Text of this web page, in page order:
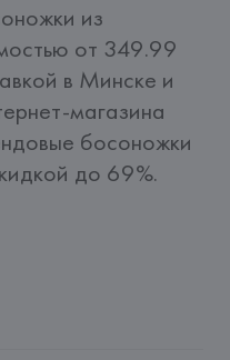
из
от 349.99
в Минске и
магазина
босоножки
до 69%.